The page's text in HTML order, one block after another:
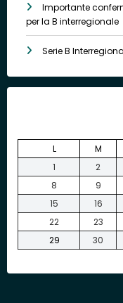
Importante
per la B interregionale
Serie B
L
M
1
2
8
9
15
16
22
23
29
30